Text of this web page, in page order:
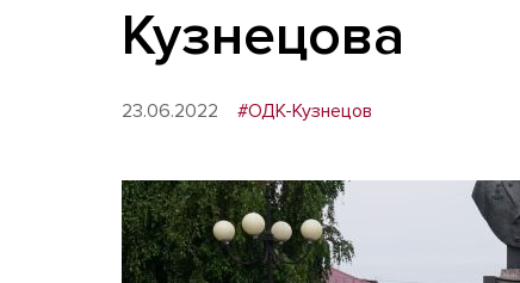
Кузнецова
23.06.2022 #ОДК-Кузнецов